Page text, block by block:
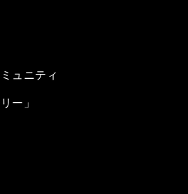
ュニティ
ー」